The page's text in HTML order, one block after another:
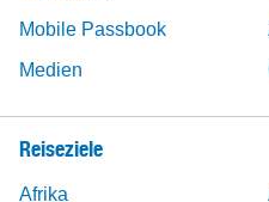
Mobile Passbook
Medien
Reiseziele
Afrika